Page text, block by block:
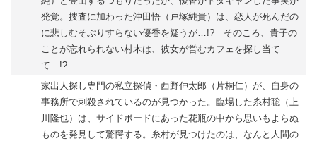
発覚。捜査に加わった沖田悟（戸塚純貴）は、恋人が死んだの
に悲しむそぶりすらない優香を疑うが…!? そのころ、貴子の
ことが忘れられない村木は、彼女が営むカフェを探し当て
て…!?
家出人探し専門の私立探偵・西野伸太郎（片桐仁）が、自身の
事務所で刺殺されているのが見つかった。臨場した糸村聡（上
川隆也）は、サイドボードにあった花瓶の中から思いもよらぬ
ものを発見して驚愕する。糸村が見つけたのは、なんと人間の